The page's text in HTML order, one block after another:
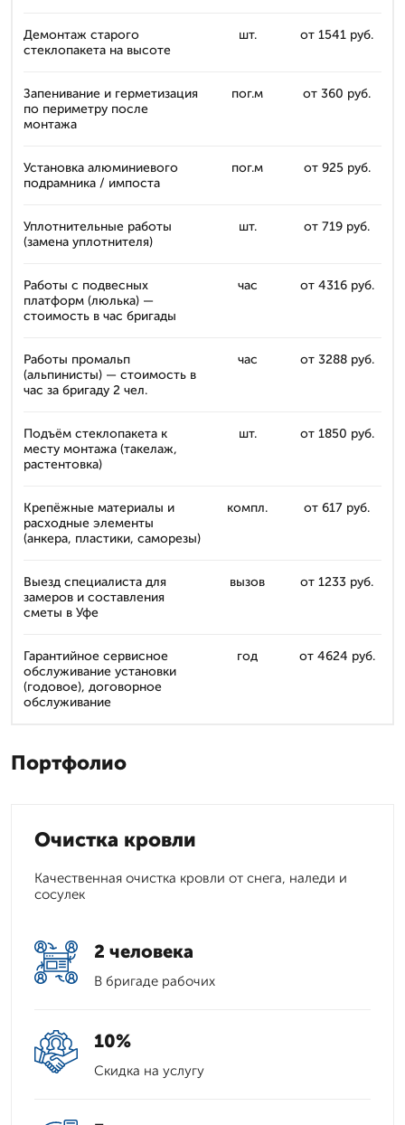
Демонтаж старого
стеклопакета на высоте
шт. от 1541 руб.
Запенивание и герметизация
по периметру после
монтажа
пог.м от 360 руб.
Установка алюминиевого
подрамника / импоста
пог.м от 925 руб.
Уплотнительные работы
(замена уплотнителя)
шт. от 719 руб.
Работы с подвесных
платформ (люлька) —
стоимость в час бригады
час от 4316 руб.
Работы промальп
(альпинисты) — стоимость в
час за бригаду 2 чел.
час от 3288 руб.
Подъём стеклопакета к
месту монтажа (такелаж,
растентовка)
шт. от 1850 руб.
Крепёжные материалы и
расходные элементы
(анкера, пластики, саморезы)
компл. от 617 руб.
Выезд специалиста для
замеров и составления
сметы в Уфе
вызов от 1233 руб.
Гарантийное сервисное
обслуживание установки
(годовое), договорное
обслуживание
год от 4624 руб.
Портфолио
Очистка кровли
Качественная очистка кровли от снега, наледи и
сосулек
2 человека
В бригаде рабочих
10%
Скидка на услугу